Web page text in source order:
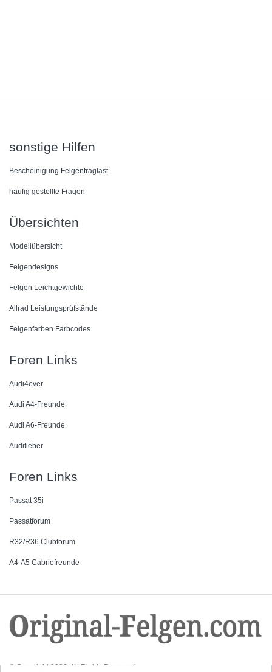
sonstige Hilfen
Bescheinigung Felgentraglast
häufig gestellte Fragen
Übersichten
Modellübersicht
Felgendesigns
Felgen Leichtgewichte
Allrad Leistungsprüfstände
Felgenfarben Farbcodes
Foren Links
Audi4ever
Audi A4-Freunde
Audi A6-Freunde
Audifieber
Foren Links
Passat 35i
Passatforum
R32/R36 Clubforum
A4-A5 Cabriofreunde
© Copyright 2026. All Rights Reserved.